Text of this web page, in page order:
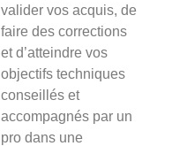
valider vos acquis, de
faire des corrections
et d’atteindre vos
objectifs techniques
conseillés et
accompagnés par un
pro dans une